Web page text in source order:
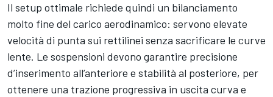
Il setup ottimale richiede quindi un bilanciamento
molto fine del carico aerodinamico: servono elevate
velocità di punta sui rettilinei senza sacrificare le curve
lente. Le sospensioni devono garantire precisione
d’inserimento all’anteriore e stabilità al posteriore, per
ottenere una trazione progressiva in uscita curva e